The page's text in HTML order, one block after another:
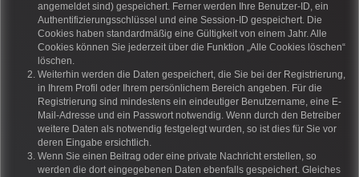
angemeldet sind) gespeichert. Ferner werden Ihre Benutzer-ID, ein
Authentifizierungsschlüssel und eine Session-ID gespeichert. Die
Cookies haben standardmäßig eine Gültigkeit von einem Jahr. Alle
Cookies können Sie jederzeit über die Funktion „Alle Cookies löschen“
löschen.
Weiterhin werden die Daten gespeichert, die Sie bei der Registrierung,
in Ihrem Profil oder Ihrem persönlichem Bereich angeben. Für die
Registrierung sind mindestens ein eindeutiger Benutzername, eine E-
Mail-Adresse und ein Passwort notwendig. Wenn durch den Betreiber
weitere Daten als notwendig festgelegt wurden, so ist dies für Sie vor
deren Eingabe ersichtlich.
Wenn Sie einen Beitrag oder eine private Nachricht erstellen, so
werden die dort eingegebenen Daten ebenfalls gespeichert. Gleiches